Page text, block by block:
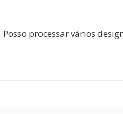
Posso processar vários